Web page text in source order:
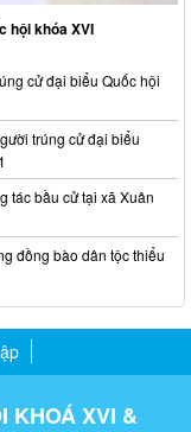
hội khóa XVI
cử đại biểu Quốc hội
trúng cử đại biểu
tác bầu cử tại xã Xuân
đồng bào dân tộc thiểu
KHOÁ XVI &